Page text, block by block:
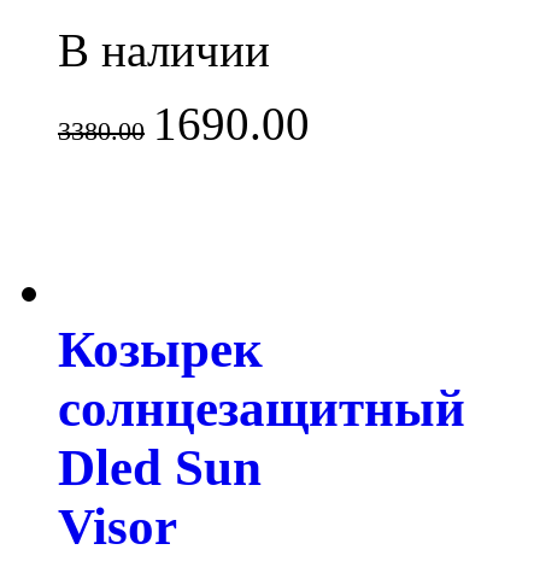
В наличии
3380.00 1690.00
Козырек
солнцезащитный
Dled Sun
Visor